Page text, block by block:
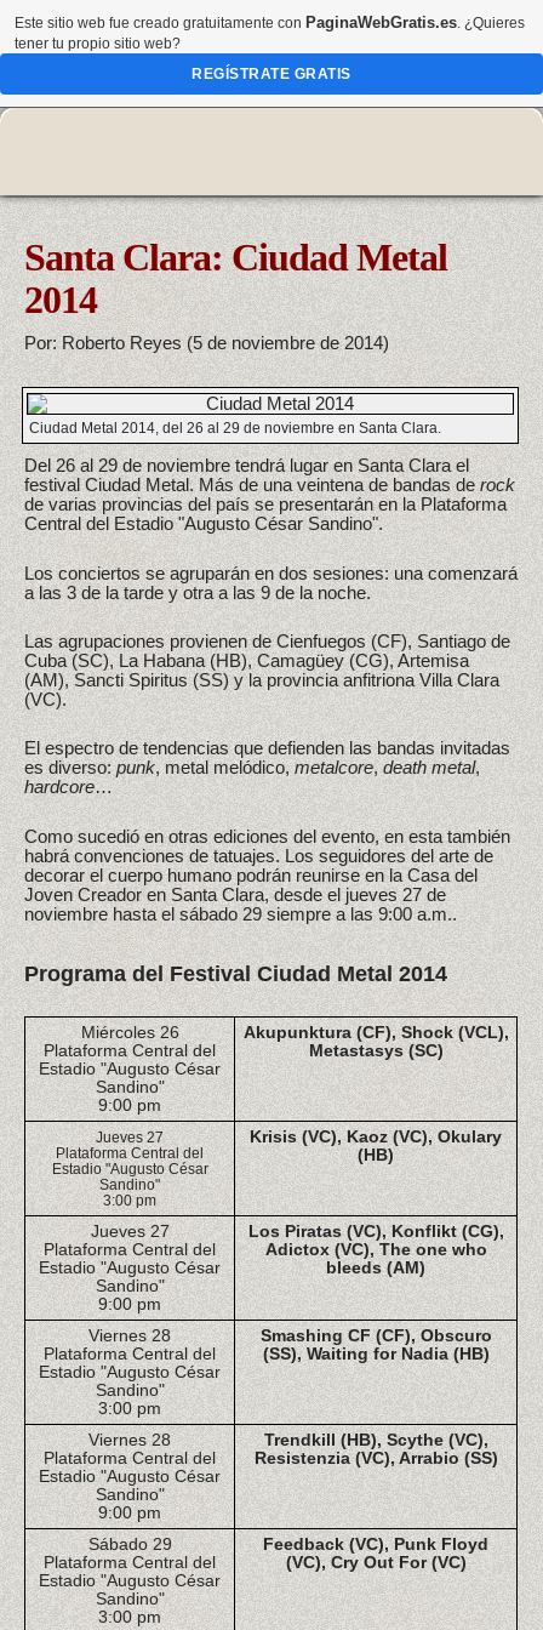
Santa Clara: Ciudad Metal
2014
Por: Roberto Reyes (5 de noviembre de 2014)
Ciudad Metal 2014, del 26 al 29 de noviembre en Santa Clara.
Del 26 al 29 de noviembre tendrá lugar en Santa Clara el
festival Ciudad Metal. Más de una veintena de bandas derock
de varias provincias del país se presentarán en la Plataforma
Central del Estadio "Augusto César Sandino".
Los conciertos se agruparán en dos sesiones: una comenzará
a las 3 de la tarde y otra a las 9 de la noche.
Las agrupaciones provienen de Cienfuegos (CF), Santiago de
Cuba (SC), La Habana (HB), Camagüey (CG), Artemisa
(AM), Sancti Spiritus (SS) y la provincia anfitriona Villa Clara
(VC).
El espectro de tendencias que defienden las bandas invitadas
es diverso: punk, metal melódico,metalcore,death metal,
hardcore…
Como sucedió en otras ediciones del evento, en esta también
habrá convenciones de tatuajes. Los seguidores del arte de
decorar el cuerpo humano podrán reunirse en la Casa del
Joven Creador en Santa Clara, desde el jueves 27 de
noviembre hasta el sábado 29 siempre a las 9:00 a.m..
Programa del Festival Ciudad Metal 2014
Miércoles 26
Plataforma Central del
Estadio "Augusto César
Sandino"
9:00 pm
Akupunktura (CF), Shock (VCL),
Metastasys (SC)
Jueves 27
Plataforma Central del
Estadio "Augusto César
Sandino"
3:00 pm
Krisis (VC), Kaoz (VC), Okulary
(HB)
Jueves 27
Plataforma Central del
Estadio "Augusto César
Sandino"
9:00 pm
Los Piratas (VC), Konflikt (CG),
Adictox (VC), The one who
bleeds (AM)
Viernes 28
Plataforma Central del
Estadio "Augusto César
Sandino"
3:00 pm
Smashing CF (CF), Obscuro
(SS), Waiting for Nadia (HB)
Viernes 28
Plataforma Central del
Estadio "Augusto César
Sandino"
9:00 pm
Trendkill (HB), Scythe (VC),
Resistenzia (VC), Arrabio (SS)
Sábado 29
Plataforma Central del
Estadio "Augusto César
Sandino"
3:00 pm
Feedback (VC), Punk Floyd
(VC), Cry Out For (VC)
Este sitio web fue creado gratuitamente con PaginaWebGratis.es. ¿Quieres
tener tu propio sitio web?
REGÍSTRATE GRATIS